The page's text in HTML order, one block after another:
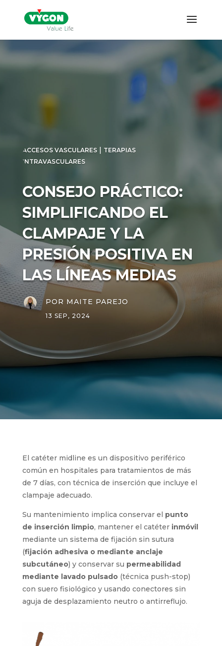
ACCESOS VASCULARES| TERAPIAS
INTRAVASCULARES
CONSEJO PRÁCTICO:
SIMPLIFICANDO EL
CLAMPAJE Y LA
PRESIÓN POSITIVA EN
LAS LÍNEAS MEDIAS
POR MAITE PAREJO
13 SEP, 2024
El catéter midline es un dispositivo periférico
común en hospitales para tratamientos de más
de 7 días, con técnica de inserción que incluye
el clampaje adecuado.
Su mantenimiento implica conservar el punto
de inserción limpio, mantener el catéter
inmóvilmediante un sistema de fijación sin
sutura (fijación adhesiva o mediante anclaje
subcutáneo) y conservar su permeabilidad
mediante lavado pulsado(técnica push-stop)
con suero fisiológico y usando conectores sin
aguja de desplazamiento neutro o antirreflujo.